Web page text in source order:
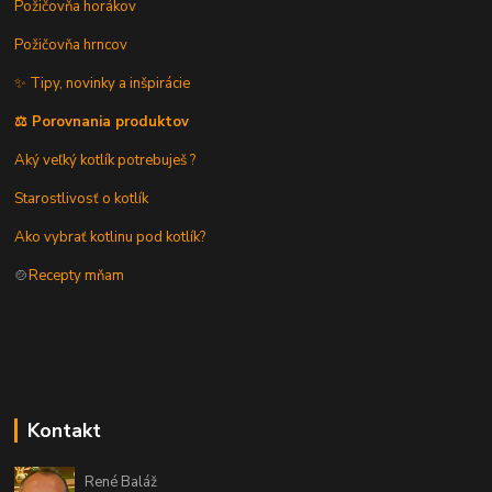
Požičovňa horákov
Požičovňa hrncov
✨ Tipy, novinky a inšpirácie
⚖️ Porovnania produktov
Aký veľký kotlík potrebuješ ?
Starostlivosť o kotlík
Ako vybrať kotlinu pod kotlík?
🍲Recepty mňam
Kontakt
René Baláž